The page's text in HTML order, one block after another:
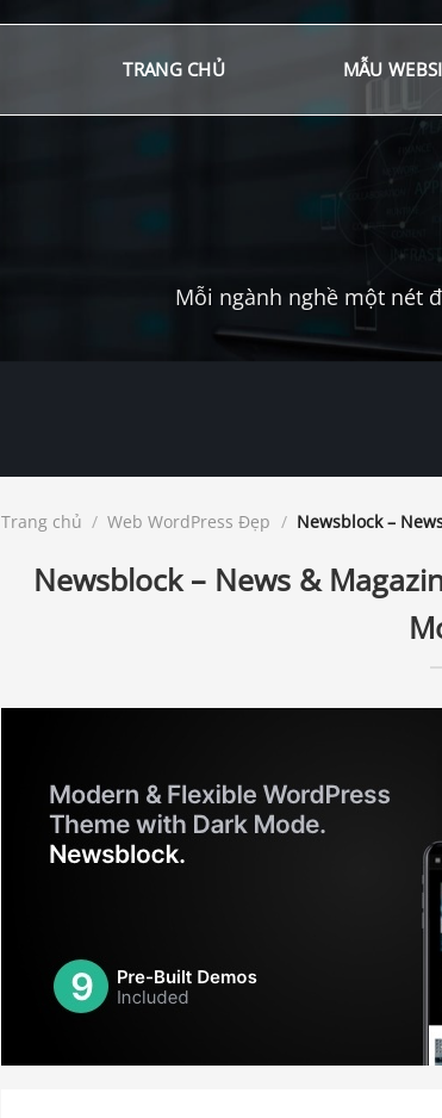
TRANG CHỦ MẪU
Mỗi ngành nghề một nét
Trang chủ / Web WordPress Đẹp / Newsblock –
Newsblock – News &